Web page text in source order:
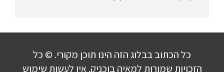
כל הכתוב בבלוג הזה הינו תוכן מקורי. © כל
הזכויות שמורות למאיה בוכניק. אין לעשות שימוש